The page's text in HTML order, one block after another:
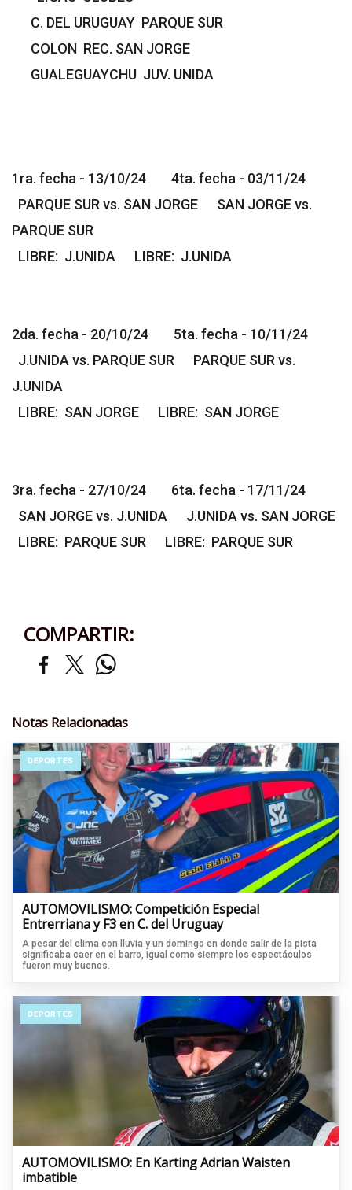
C. DEL URUGUAY PARQUE SUR
COLON REC. SAN JORGE
GUALEGUAYCHU JUV. UNIDA
1ra. fecha - 13/10/24 4ta. fecha - 03/11/24
PARQUE SUR vs. SAN JORGE SAN JORGE vs.
PARQUE SUR
LIBRE: J.UNIDA LIBRE: J.UNIDA
2da. fecha - 20/10/24 5ta. fecha - 10/11/24
J.UNIDA vs. PARQUE SUR PARQUE SUR vs.
J.UNIDA
LIBRE: SAN JORGE LIBRE: SAN JORGE
3ra. fecha - 27/10/24 6ta. fecha - 17/11/24
SAN JORGE vs. J.UNIDA J.UNIDA vs. SAN JORGE
LIBRE: PARQUE SUR LIBRE: PARQUE SUR
COMPARTIR:
Notas Relacionadas
DEPORTES
AUTOMOVILISMO: Competición Especial
Entrerriana y F3 en C. del Uruguay
A pesar del clima con lluvia y un domingo en donde salir de la pista
significaba caer en el barro, igual como siempre los espectáculos
fueron muy buenos.
DEPORTES
AUTOMOVILISMO: En Karting Adrian Waisten
imbatible